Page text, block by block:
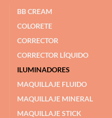
BB CREAM
COLORETE
CORRECTOR
CORRECTOR LÍQUIDO
ILUMINADORES
MAQUILLAJE FLUIDO
MAQUILLAJE MINERAL
MAQUILLAJE STICK